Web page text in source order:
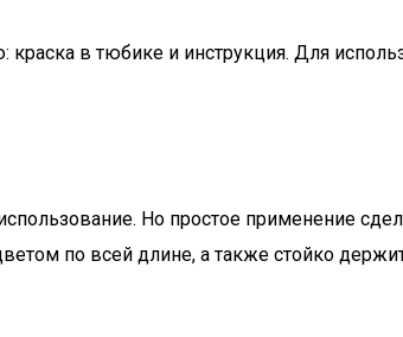
в тюбике и инструкция. Для
Но простое применение
по всей длине, а также стойко